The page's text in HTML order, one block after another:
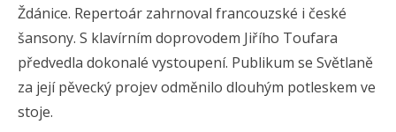
Ždánice. Repertoár zahrnoval francouzské i české
šansony. S klavírním doprovodem Jiřího Toufara
předvedla dokonalé vystoupení. Publikum se Světlaně
za její pěvecký projev odměnilo dlouhým potleskem ve
stoje.